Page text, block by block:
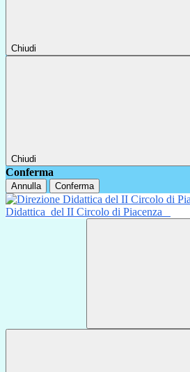
Chiudi
Chiudi
Conferma
Annulla Conferma
Didattica del II Circolo di Piacenza